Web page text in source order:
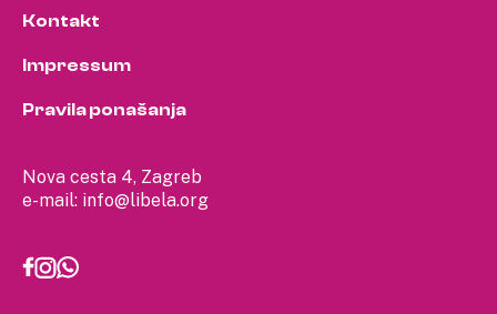
Nova cesta 4, Zagreb
e-mail: info@libela.org
Kontakt
Impressum
Pravila ponašanja